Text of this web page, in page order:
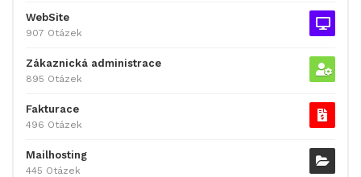
WebSite
907 Otázek
Zákaznická administrace
895 Otázek
Fakturace
496 Otázek
Mailhosting
445 Otázek